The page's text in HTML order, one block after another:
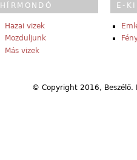
HÍRMONDÓ
Hazai vizek
Mozduljunk
Más vizek
E-
© Copyright 2016,